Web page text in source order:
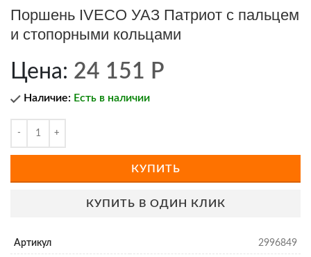
Поршень IVECO УАЗ Патриот с пальцем
и стопорными кольцами
Цена: 24 151 Р
Наличие: Есть в наличии
КУПИТЬ
КУПИТЬ В ОДИН КЛИК
Артикул 2996849